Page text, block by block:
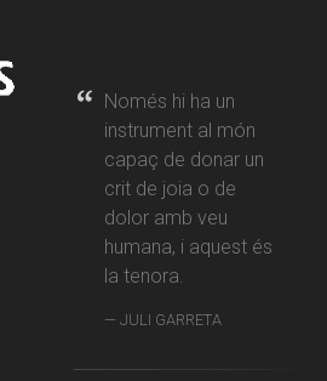
Només hi ha un
instrument al món
capaç de donar un
crit de joia o de
dolor amb veu
humana, i aquest és
la tenora.
JULI GARRETA